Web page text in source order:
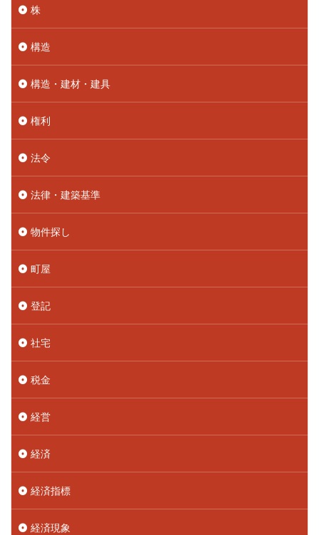
株
構造
構造・建材・建具
権利
法令
法律・建築基準
物件探し
町屋
登記
社宅
税金
経営
経済
経済指標
経済現象